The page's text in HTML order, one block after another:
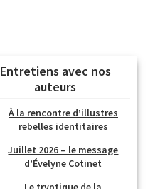
Suivi de
Entretiens avec nos
auteurs
À la rencontre d’illustres
rebelles identitaires
Juillet 2026 – le message
d’Évelyne Cotinet